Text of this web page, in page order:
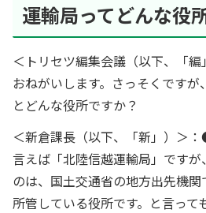
運輸局ってどんな役
＜トリセツ編集会議（以下、「
おねがいします。さっそくですが
とどんな役所ですか？
＜新倉課長（以下、「新」）＞
言えば「北陸信越運輸局」です
のは、国土交通省の地方出先機
所管している役所です。と言って